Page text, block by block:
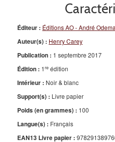
Éditeur : Éditions AO - André
Auteur(s) : Henry Carey
Publication : 1 septembre 2017
Édition : 1re édition
Intérieur : Noir & blanc
Support(s) : Livre papier
Poids (en grammes) : 100
Langue(s) : Français
EAN13 Livre papier :